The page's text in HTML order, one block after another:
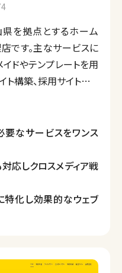
を拠点とするホーム
です。主なサービスに
イドやテンプレートを用
構築、採用サイトやラ
、オウンドメディア構
像制作やテレビコマー
ティング全般を支援し
測量や空撮、ウェビナー
ントの多様なニーズに
ています。
要なサービスをワンス
応しクロスメディア戦
特化し効果的なウェブ